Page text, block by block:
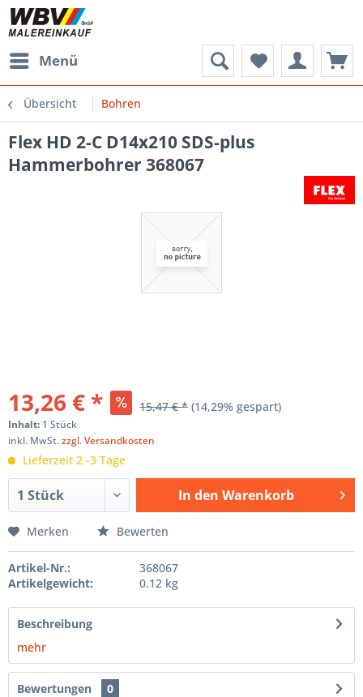
Menü
Übersicht Bohren
Flex HD 2-C D14x210 SDS-plus
Hammerbohrer 368067
13,26 € * 15,47 € * (14,29% gespart)
Inhalt: 1 Stück
inkl. MwSt.zzgl. Versandkosten
Lieferzeit 2 -3 Tage
In den Warenkorb
Merken Bewerten
Artikel-Nr.:
368067
Artikelgewicht:
0.12 kg
Beschreibung
mehr
Bewertungen
0